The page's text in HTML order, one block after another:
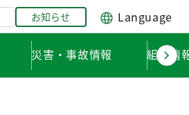
お知らせ Language
災害・事故情報 組織情